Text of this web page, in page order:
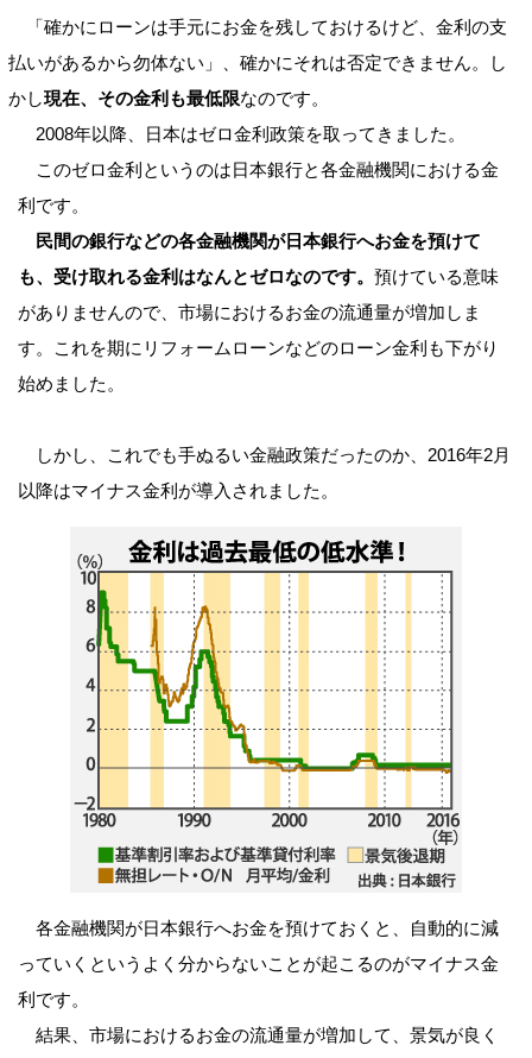
「確かにローンは手元にお金を残しておけるけど、金利の支
払いがあるから勿体ない」、確かにそれは否定できません。し
かし現在、その金利も最低限なのです。
2008年以降、日本はゼロ金利政策を取ってきました。
このゼロ金利というのは日本銀行と各金融機関における金
利です。
民間の銀行などの各金融機関が日本銀行へお金を預けて
も、受け取れる金利はなんとゼロなのです。 預けている意味
がありませんので、市場におけるお金の流通量が増加しま
す。これを期にリフォームローンなどのローン金利も下がり
始めました。
しかし、これでも手ぬるい金融政策だったのか、2016年2月
以降はマイナス金利が導入されました。
各金融機関が日本銀行へお金を預けておくと、自動的に減
っていくというよく分からないことが起こるのがマイナス金
利です。
結果、市場におけるお金の流通量が増加して、景気が良く